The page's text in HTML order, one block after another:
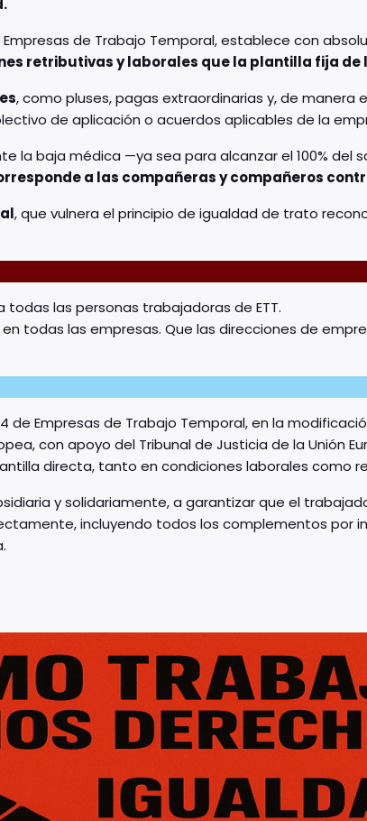
Empresas de Trabajo Temporal, establece con
retributivas y laborales que la plantilla fija de
, como pluses, pagas extraordinarias y, de manera
de aplicación o acuerdos aplicables de la
la baja médica —ya sea para alcanzar el 100% del
a las compañeras y compañeros
, que vulnera el principio de igualdad de trato
todas las personas trabajadoras de ETT.
en todas las empresas. Que las direcciones de
de Empresas de Trabajo Temporal, en la
con apoyo del Tribunal de Justicia de la Unión
directa, tanto en condiciones laborales como
y solidariamente, a garantizar que el
incluyendo todos los complementos por